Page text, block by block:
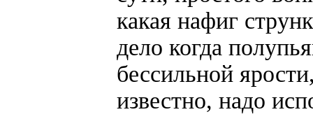
какая нафиг
дело когда
бессильной
известно, надо